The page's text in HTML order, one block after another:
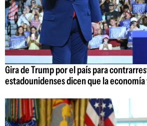
Gira de Trump por el país para
estadounidenses dicen que la economía